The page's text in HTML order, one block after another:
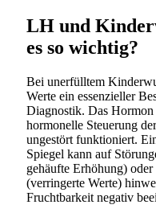
LH und
es so wichtig?
Bei unerfülltem
Werte ein essenzieller
Diagnostik. Das
hormonelle Steuerung
ungestört funktioniert.
Spiegel kann auf
gehäufte Erhöhung)
(verringerte Werte)
Fruchtbarkeit negativ